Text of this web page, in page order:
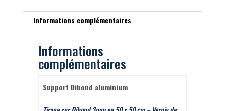
Format
50x50
cm
Informations complémentaires
Informations
complémentaires
Support Dibond aluminium